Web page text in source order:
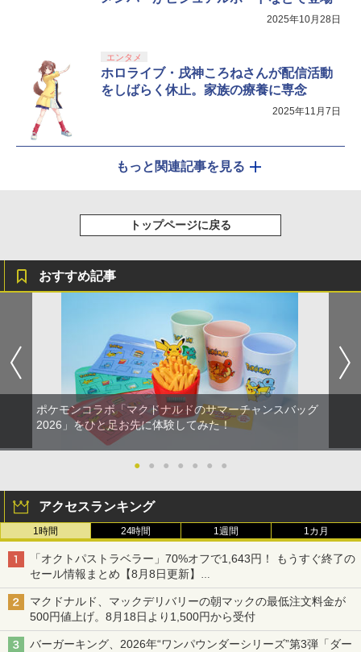
2025年10月28日
エンタメ
ホロライブ・戌神ころねさんが配信活動
をしばらく休止。家族の療養に専念
2025年11月7日
もっと関連記事を見る
トップページに戻る
おすすめ記事
ポケモンコラボ「マクドナルドのサマーチャンスバッグ
2026」をひと足お先に体験してみた！
● ● ● ● ● ● ●
アクセスランキング
1時間 24時間 1週間 1カ月
「オクトパストラベラー」70%オフで1,643円！ もうすぐ終了の
セール情報まとめ【8月8日更新】
ニンテンドーeショップでは「大神 絶景版」が67%オフで990円
マクドナルド、マックデリバリーの朝マックの最低注文料金が
500円値上げ。8月18日より1,500円から受付
バーガーキング、2026年“ワンパウンダーシリーズ”第3弾「ダー